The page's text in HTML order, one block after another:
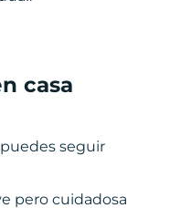
casa
seguir
pero cuidadosa